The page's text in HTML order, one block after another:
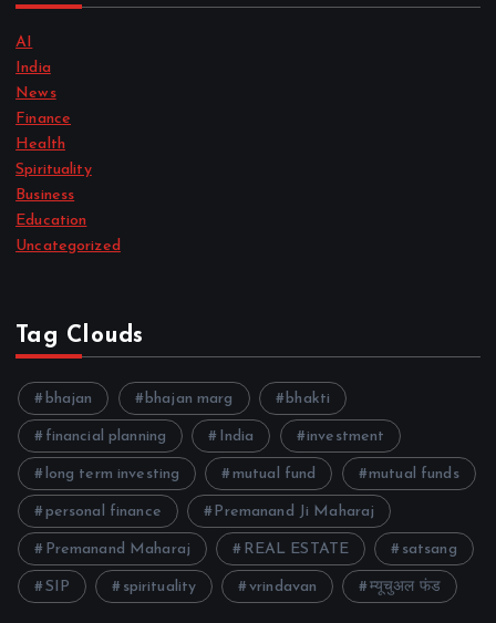
AI
India
News
Finance
Health
Spirituality
Business
Education
Uncategorized
Tag Clouds
bhajan bhajan marg bhakti
financial planning India investment
long term investing mutual fund mutual funds
personal finance Premanand Ji Maharaj
Premanand Maharaj REAL ESTATE satsang
SIP spirituality vrindavan म्यूचुअल फंड